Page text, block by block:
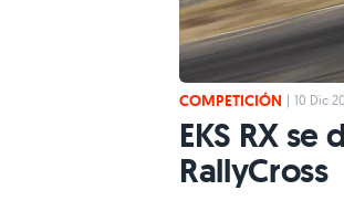
COMPETICIÓN | 10 Dic
EKS RX
RallyCross